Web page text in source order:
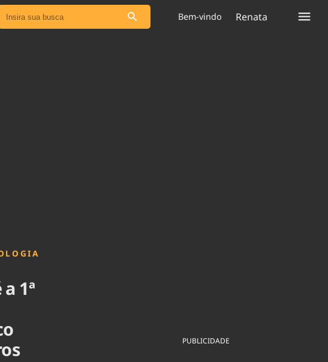
Ver todas as notícias
Agronegócios
Brasil
Bem-vindo Renata
1ª
PUBLICIDADE